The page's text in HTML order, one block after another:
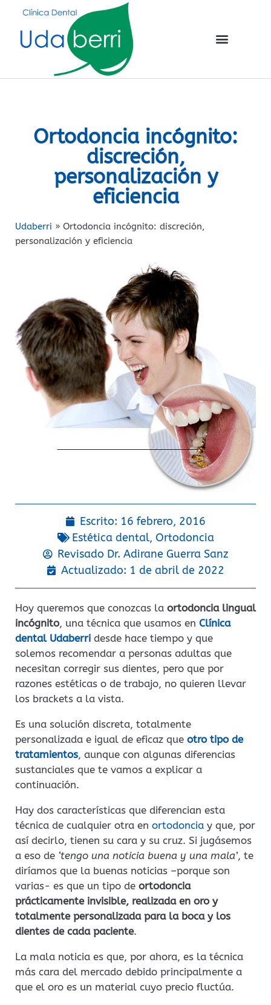
Ortodoncia incógnito:
discreción,
personalización y
eficiencia
Udaberri » Ortodoncia incógnito: discreción,
personalización y eficiencia
Escrito: 16 febrero, 2016
Estética dental, Ortodoncia
Revisado Dr. Adirane Guerra Sanz
Actualizado: 1 de abril de 2022
Hoy queremos que conozcas la ortodoncia lingual
incógnito, una técnica que usamos en Clínica
dental Udaberri desde hace tiempo y que
solemos recomendar a personas adultas que
necesitan corregir sus dientes, pero que por
razones estéticas o de trabajo, no quieren llevar
los brackets a la vista.
Es una solución discreta, totalmente
personalizada e igual de eficaz que otro tipo de
tratamientos, aunque con algunas diferencias
sustanciales que te vamos a explicar a
continuación.
Hay dos características que diferencian esta
técnica de cualquier otra en ortodoncia y que, por
así decirlo, tienen su cara y su cruz. Si jugásemos
a eso de ‘tengo una noticia buena y una mala’, te
diríamos que la buenas noticias –porque son
varias- es que un tipo de ortodoncia
prácticamente invisible, realizada en oro y
totalmente personalizada para la boca y los
dientes de cada paciente.
La mala noticia es que, por ahora, es la técnica
más cara del mercado debido principalmente a
que el oro es un material cuyo precio fluctúa.